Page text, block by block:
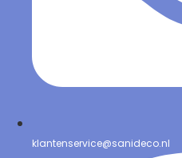
klantenservice@sanideco.nl